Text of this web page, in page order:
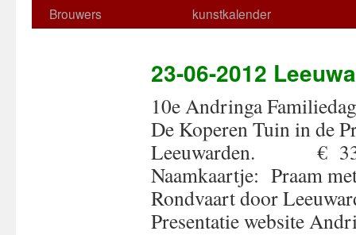
Brouwers
kunstkalender
23-06-2012
10e Andringa
De Koperen Tuin in de
Leeuwarden. €
Naamkaartje: Praam
Rondvaart door
Presentatie website